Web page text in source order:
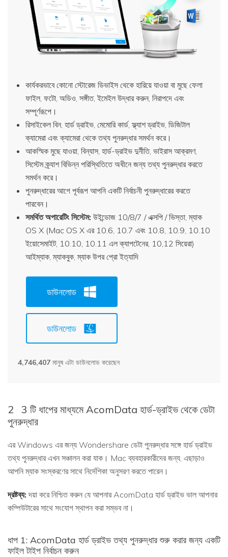
কার্যকরভাবে কোনো স্টোরেজ ডিভাইস থেকে হারিয়ে যাওয়া বা মুছে ফেলা
ফাইল, ফটো, অডিও, সঙ্গীত, ইমেইল উদ্ধার করুন, নিরাপদে এবং
সম্পূর্ণরূপে।
রিসাইকেল বিন, হার্ড ড্রাইভ, মেমোরি কার্ড, ফ্ল্যাশ ড্রাইভ, ডিজিটাল
ক্যামেরা এবং ক্যামেরা থেকে তথ্য পুনরুদ্ধার সমর্থন করে।
আকস্মিক মুছে যাওয়া, বিন্যাস, হার্ড-ড্রাইভ দুর্নীতি, ভাইরাস আক্রমণ,
সিস্টেম ক্র্যাশ বিভিন্ন পরিস্থিতিতে অধীনে জন্য তথ্য পুনরুদ্ধার করতে
সমর্থন করে।
পুনরুদ্ধারের আগে পূর্বরূপ আপনি একটি নির্বাচনী পুনরুদ্ধারের করতে
পারবেন।
সমর্থিত অপারেটিং সিস্টেম: উইন্ডোজ 10/8/7 / এক্সপি / ভিস্তা, ম্যাক
OS X (Mac OS X এর 10.6, 10.7 এবং 10.8, 10.9, 10.10
ইয়োসেমাইট, 10.10, 10.11 এল ক্যাপটেনের, 10,12 সিয়েরা)
আইম্যাক, ম্যাকবুক, ম্যাক উপর প্রো ইত্যাদি
ডাউনলোড
ডাউনলোড
4,746,407 মানুষ এটা ডাউনলোড করেছেন
2
3 টি ধাপের মাধ্যমে AcomData হার্ড-ড্রাইভ থেকে ডেটা
পুনরুদ্ধার
এর Windows এর জন্য Wondershare ডেটা পুনরুদ্ধার সঙ্গে হার্ড ড্রাইভ
তথ্য পুনরুদ্ধার এখন সঞ্চালন করা যাক। Mac ব্যবহারকারীদের জন্য, এছাড়াও
আপনি ম্যাক সংস্করণের সাথে নির্দেশিকা অনুসরণ করতে পারেন।
দ্রষ্টব্য: দয়া করে নিশ্চিত করুন যে আপনার AcomData হার্ড ড্রাইভ ভাল আপনার
কম্পিউটারের সাথে সংযোগ স্থাপন করা সম্ভব না।
ধাপ 1: AcomData হার্ড ড্রাইভ তথ্য পুনরুদ্ধার শুরু করার জন্য একটি
ফাইল টাইপ নির্বাচন করুন